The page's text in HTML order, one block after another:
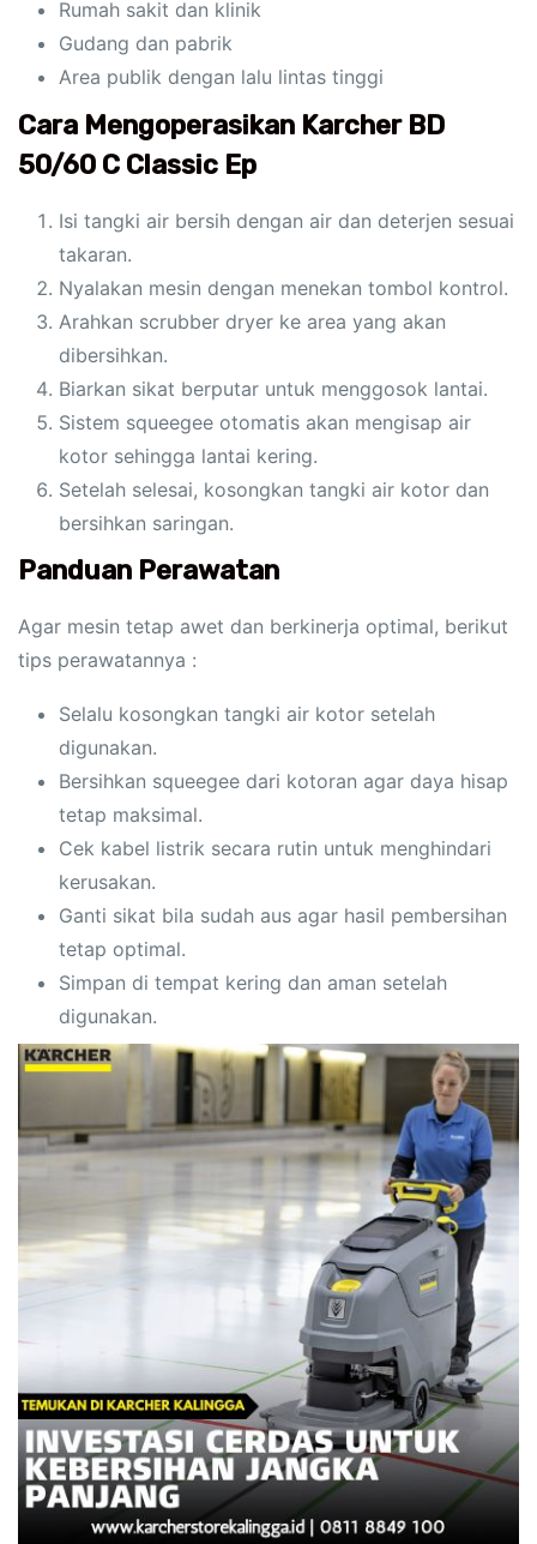
Rumah sakit dan klinik
Gudang dan pabrik
Area publik dengan lalu lintas tinggi
Cara Mengoperasikan Karcher BD
50/60 C Classic Ep
Isi tangki air bersih dengan air dan deterjen sesuai
takaran.
Nyalakan mesin dengan menekan tombol kontrol.
Arahkan scrubber dryer ke area yang akan
dibersihkan.
Biarkan sikat berputar untuk menggosok lantai.
Sistem squeegee otomatis akan mengisap air
kotor sehingga lantai kering.
Setelah selesai, kosongkan tangki air kotor dan
bersihkan saringan.
Panduan Perawatan
Agar mesin tetap awet dan berkinerja optimal, berikut
tips perawatannya :
Selalu kosongkan tangki air kotor setelah
digunakan.
Bersihkan squeegee dari kotoran agar daya hisap
tetap maksimal.
Cek kabel listrik secara rutin untuk menghindari
kerusakan.
Ganti sikat bila sudah aus agar hasil pembersihan
tetap optimal.
Simpan di tempat kering dan aman setelah
digunakan.